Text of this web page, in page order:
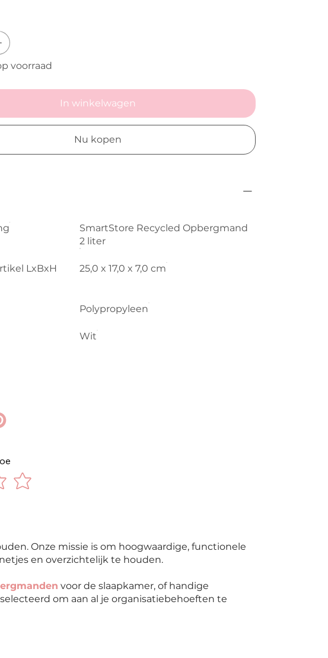
voorraad
In winkelwagen
Nu kopen
SmartStore Recycled Opbergmand
2 liter
LxBxH
25,0 x 17,0 x 7,0 cm
Polypropyleen
Wit
Onze missie is om hoogwaardige, functionele
en overzichtelijk te houden.
voor de slaapkamer, of handige
om aan al je organisatiebehoeften te